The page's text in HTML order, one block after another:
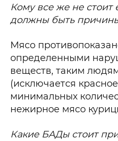
Кому все же не стоит
должны быть
Мясо
определенными
веществ, таким
(исключается
минимальных
нежирное мясо
Какие БАДы стоит